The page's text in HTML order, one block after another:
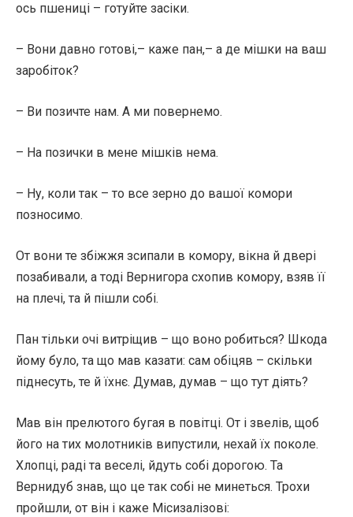
ось пшениці – готуйте засіки.
– Вони давно готові,– каже пан,– а де мішки на ваш
заробіток?
– Ви позичте нам. А ми повернемо.
– На позички в мене мішків нема.
– Ну, коли так – то все зерно до вашої комори
позносимо.
От вони те збіжжя зсипали в комору, вікна й двері
позабивали, а тоді Вернигора схопив комору, взяв її
на плечі, та й пішли собі.
Пан тільки очі витріщив – що воно робиться? Шкода
йому було, та що мав казати: сам обіцяв – скільки
піднесуть, те й їхнє. Думав, думав – що тут діять?
Мав він прелютого бугая в повітці. От і звелів, щоб
його на тих молотників випустили, нехай їх поколе.
Хлопці, раді та веселі, йдуть собі дорогою. Та
Вернидуб знав, що це так собі не минеться. Трохи
пройшли, от він і каже Місизалізові: